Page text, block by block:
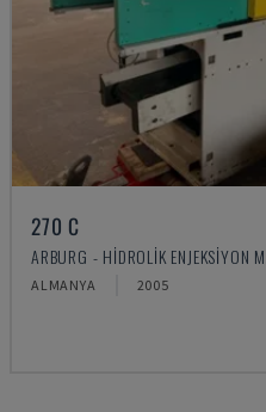
270 C
ARBURG - HIDROLIK ENJEKSIYON
ALMANYA 2005